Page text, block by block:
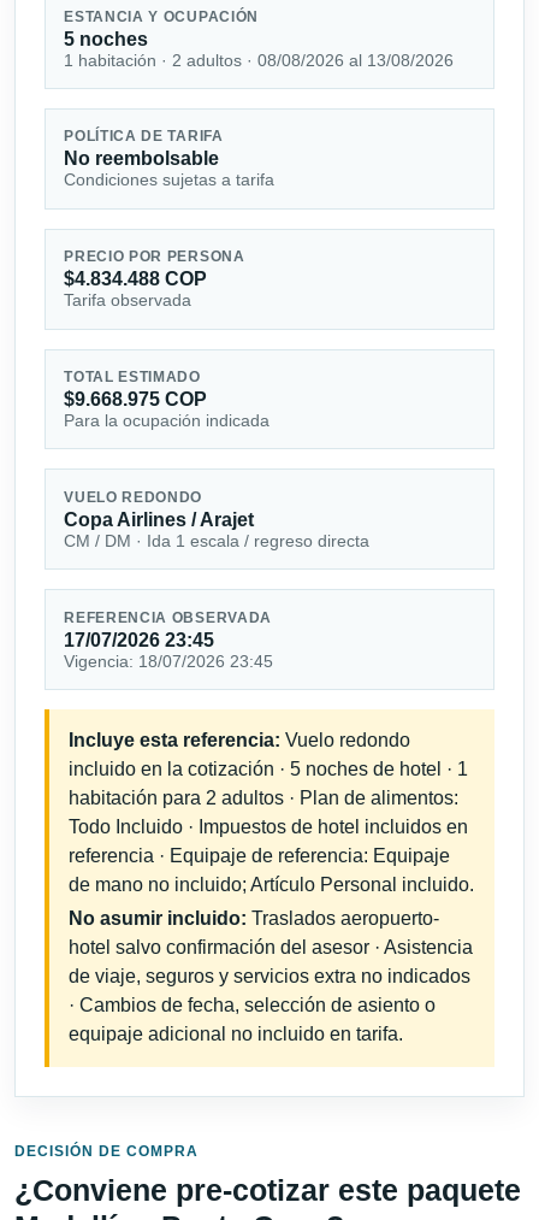
ESTANCIA Y OCUPACIÓN
5 noches
1 habitación · 2 adultos · 08/08/2026 al 13/08/2026
POLÍTICA DE TARIFA
No reembolsable
Condiciones sujetas a tarifa
PRECIO POR PERSONA
$4.834.488 COP
Tarifa observada
TOTAL ESTIMADO
$9.668.975 COP
Para la ocupación indicada
VUELO REDONDO
Copa Airlines / Arajet
CM / DM · Ida 1 escala / regreso directa
REFERENCIA OBSERVADA
17/07/2026 23:45
Vigencia: 18/07/2026 23:45
Incluye esta referencia: Vuelo redondo
incluido en la cotización · 5 noches de hotel · 1
habitación para 2 adultos · Plan de alimentos:
Todo Incluido · Impuestos de hotel incluidos en
referencia · Equipaje de referencia: Equipaje
de mano no incluido; Artículo Personal incluido.
No asumir incluido: Traslados aeropuerto-
hotel salvo confirmación del asesor · Asistencia
de viaje, seguros y servicios extra no indicados
· Cambios de fecha, selección de asiento o
equipaje adicional no incluido en tarifa.
DECISIÓN DE COMPRA
¿Conviene pre-cotizar este paquete